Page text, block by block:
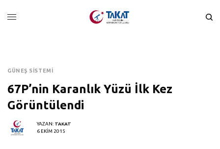
GÜNEŞ SISTEMI
67P’nin Karanlık Yüzü İlk Kez
Görüntülendi
YAZAN: TAKAT
6 EKIM 2015